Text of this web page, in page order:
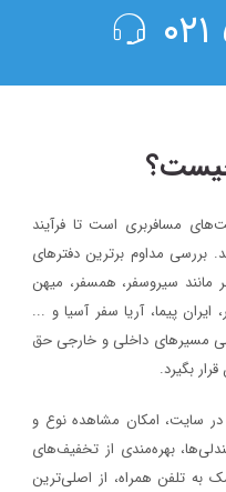
مسافربری است تا فرآیند
بررسی مداوم برترین دفترهای
مانند سیروسفر، همسفر، میهن‌
ایران پیما، آریا سفر آسیا و ...
مسیرهای داخلی و خارجی حق
بگیرد.
سایت، امکان مشاهده نوع و
بهره‌مندی از تخفیف‌های
به تلفن همراه، از اصلی‌ترین